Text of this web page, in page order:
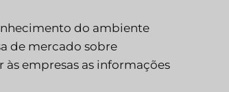
do ambiente
de mercado sobre
empresas as informações